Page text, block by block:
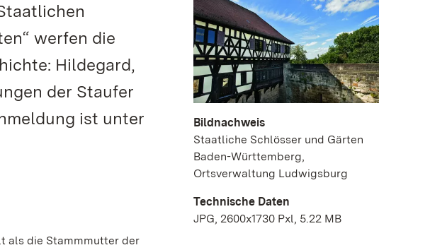
werfen die
Hildegard,
der Staufer
ist unter
als die Stammmutter der
Bildnachweis
Staatliche Schlösser und Gärten
Baden-Württemberg,
Ortsverwaltung Ludwigsburg
Technische Daten
JPG, 2600x1730 Pxl, 5.22 MB